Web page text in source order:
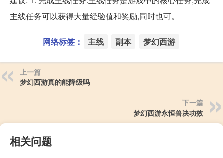
主线任务可以获得大量经验值和奖励,同时也可。
网络标签： 主线 副本 梦幻西游
上一篇
梦幻西游真的能降级吗
下一篇
梦幻西游永恒兽决功效
相关问题